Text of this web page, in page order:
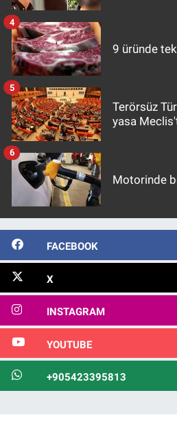
9 üründe
4
Terörsüz
yasa
5
Motorinde
6
FACEBOOK
X
INSTAGRAM
YOUTUBE
+905423395813